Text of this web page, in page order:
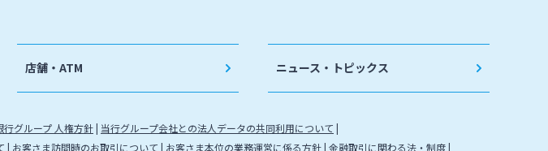
店舗・ATM ニュース・トピックス
行グループ 人権方針 当行グループ会社との法人データの共同利用について
お客さま訪問時のお取引について お客さま本位の業務運営に係る方針 金融取引に関わる法・制度